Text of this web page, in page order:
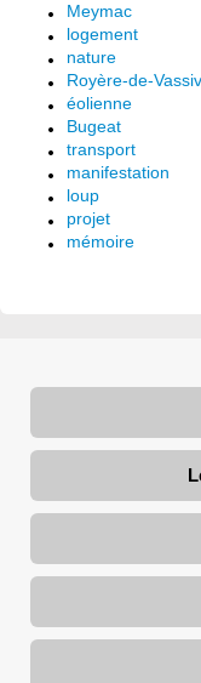
Meymac
logement
nature
Royère-de-
éolienne
Bugeat
transport
manifestation
loup
projet
mémoire